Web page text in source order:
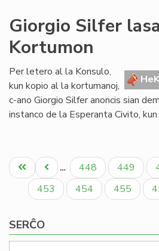
Giorgio Silfer
Kortumon
Per letero al la Konsulo,
kun kopio al la kortumanoj,
c-ano Giorgio Silfer anoncis sian
instanco de la Esperanta Civito,
Pagination
Unua
paĝo
Antaŭa
paĝo
… Paĝo
448 Paĝo
449
Paĝo
453 Paĝo
454 Paĝo
455
SERĈO